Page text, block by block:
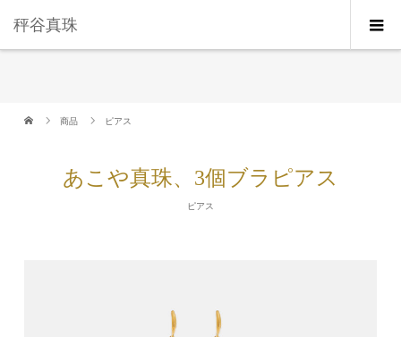
秤谷真珠
商品 ピアス
あこや真珠、3個ブラピアス
ピアス